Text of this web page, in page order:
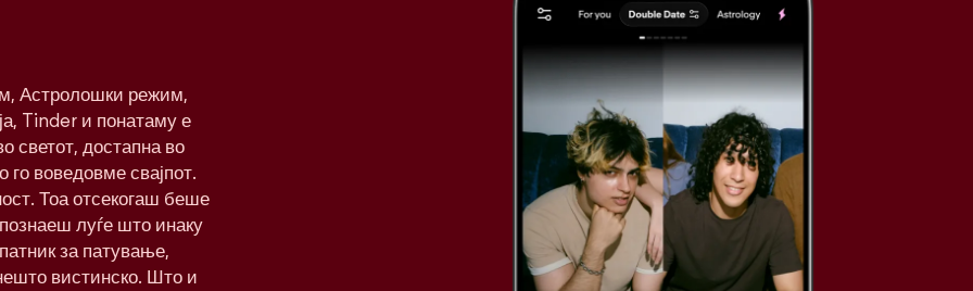
Астролошки режим,
Tinder и понатаму е
светот, достапна во
го воведовме свајпот.
Тоа отсекогаш беше
луѓе што инаку
за патување,
вистинско. Што и